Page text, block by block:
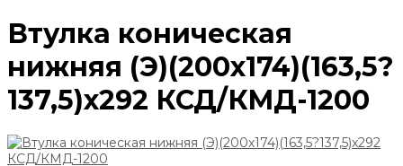
Втулка коническая
нижняя (Э)(200х174)(163,5?
137,5)х292 КСД/КМД-1200